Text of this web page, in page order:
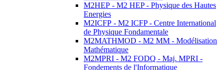
M2HEP - M2 HEP - Physique des Hautes
Energies
M2ICFP - M2 ICFP - Centre International
de Physique Fondamentale
M2MATHMOD - M2 MM - Modélisation
Mathématique
M2MPRI - M2 FODQ - Maj. MPRI -
Fondements de l'Informatique